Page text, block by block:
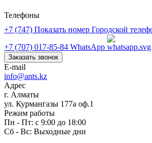
Телефоны
+7 (747) Показать номер Городской
+7 (707) 017-85-84 WhatsApp
Заказать звонок
E-mail
info@ants.kz
Адрес
г. Алматы
ул. Курмангазы 177а оф.1
Режим работы
Пн - Пт: с 9:00 до 18:00
Сб - Вс: Выходные дни